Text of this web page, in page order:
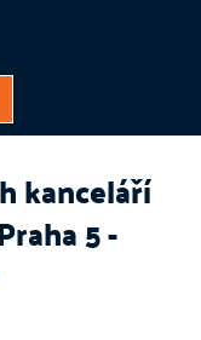
kanceláří
5 -